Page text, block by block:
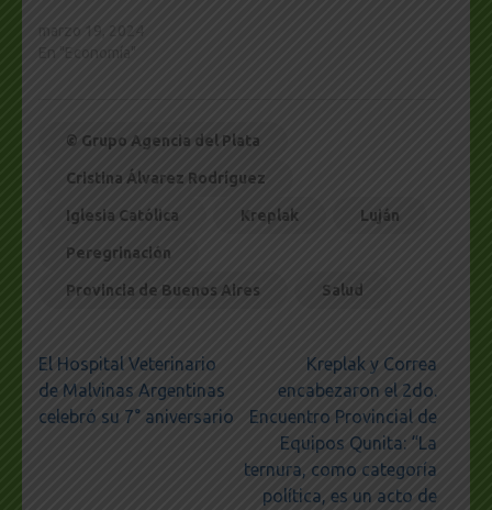
© Grupo Agencia del Plata
Cristina Álvarez Rodríguez
Iglesia Católica Kreplak Luján
Peregrinación
Provincia de Buenos Aires Salud
Navegación
de
entradas
El Hospital Veterinario
de Malvinas Argentinas
celebró su 7° aniversario
Kreplak y Correa
encabezaron el 2do.
Encuentro Provincial de
Equipos Qunita: “La
ternura, como categoría
política, es un acto de